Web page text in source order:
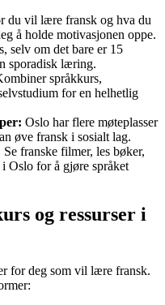
du vil lære fransk og hva du
å holde motivasjonen oppe.
selv om det bare er 15
sporadisk læring.
språkkurs,
for en helhetlig
Oslo har flere møteplasser
øve fransk i sosialt lag.
Se franske filmer, les bøker,
Oslo for å gjøre språket
og ressurser i
for deg som vil lære fransk.